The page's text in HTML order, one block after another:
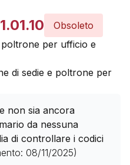
Obsoleto
per ufficio e
di sedie e poltrone per
non sia ancora
da nessuna
di controllare i codici
08/11/2025)